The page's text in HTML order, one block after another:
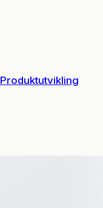
Produktutvikling